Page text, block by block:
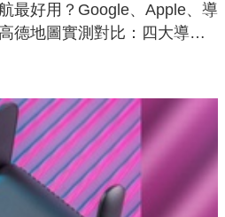
最好用？Google、Apple、導
德地圖實測對比：四大導航
包